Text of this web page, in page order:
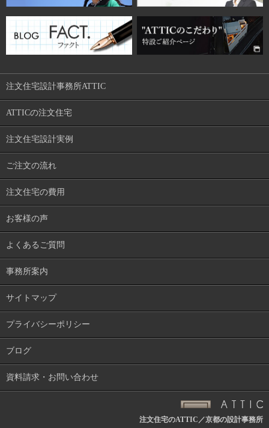
注文住宅設計事務所ATTIC
ATTICの注文住宅
注文住宅設計実例
ご注文の流れ
注文住宅の費用
お客様の声
よくあるご質問
事務所案内
サイトマップ
プライバシーポリシー
ブログ
資料請求・お問い合わせ
注文住宅のATTIC／京都の設計事務所